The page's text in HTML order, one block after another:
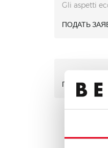
Gli aspetti
ПОДАТЬ
ПОДАТЬ